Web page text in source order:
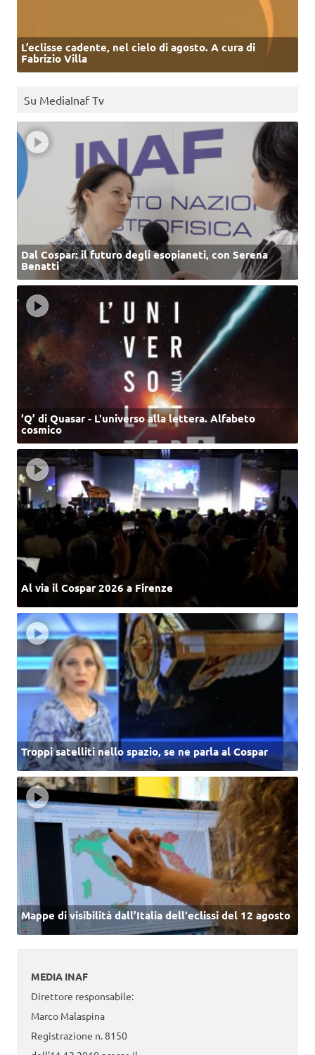
L’eclisse cadente, nel cielo di agosto. A cura di
Fabrizio Villa
Su MediaInaf Tv
Dal Cospar: il futuro degli esopianeti, con Serena
Benatti
‘Q’ di Quasar - L'universo alla lettera. Alfabeto
cosmico
Al via il Cospar 2026 a Firenze
Troppi satelliti nello spazio, se ne parla al Cospar
Mappe di visibilità dall’Italia dell'eclissi del 12 agosto
MEDIA INAF
Direttore responsabile:
Marco Malaspina
Registrazione n. 8150